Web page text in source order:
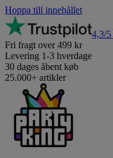
Hoppa till innehållet
4,3/5
Fri fragt over 499 kr
Levering 1-3 hverdage
30 dages åbent køb
25.000+ artikler